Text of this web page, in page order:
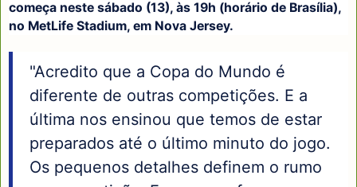
começa neste sábado (13), às 19h (horário de Brasília),
no MetLife Stadium, em Nova Jersey.
"Acredito que a Copa do Mundo é
diferente de outras competições. E a
última nos ensinou que temos de estar
preparados até o último minuto do jogo.
Os pequenos detalhes definem o rumo